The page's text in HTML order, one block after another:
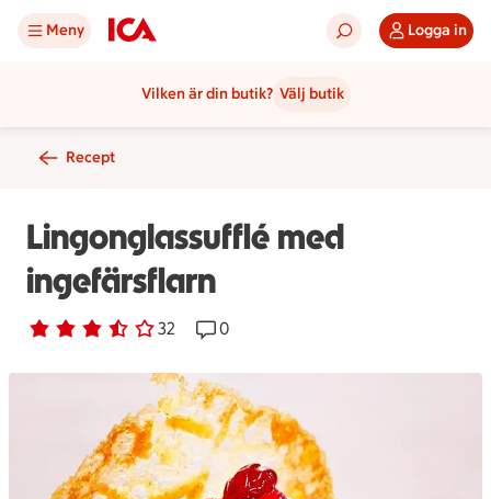
Meny Logga in
Vilken är din butik? Välj butik
Recept
Lingonglassufflé med
ingefärsflarn
Betyg 3.1 av 5. 32
32 personer har röstatReceptet har 0 kommentarer
0